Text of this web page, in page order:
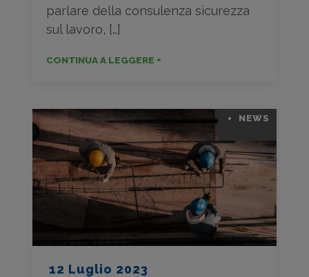
parlare della consulenza sicurezza
sul lavoro, […]
CONTINUA A LEGGERE +
12 Luglio 2023
NEWS